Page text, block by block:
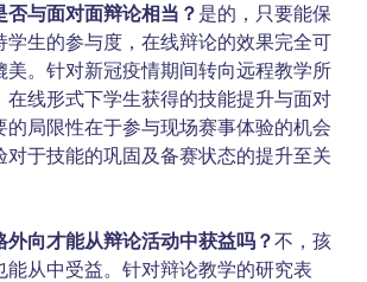
与面对面辩论相当？ 是的，只要能保
学生的参与度，在线辩论的效果完全可
美。针对新冠疫情期间转向远程教学所
在线形式下学生获得的技能提升与面对
的局限性在于参与现场赛事体验的机会
对于技能的巩固及备赛状态的提升至关
向才能从辩论活动中获益吗？不，孩
能从中受益。针对辩论教学的研究表